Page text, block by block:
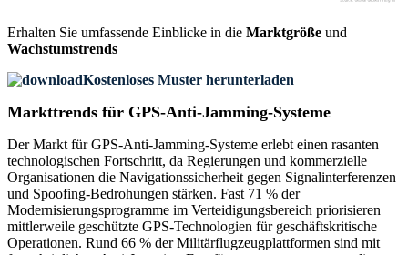
Erhalten Sie umfassende Einblicke in die Marktgröße und
Wachstumstrends
Kostenloses Muster herunterladen
Markttrends für GPS-Anti-Jamming-Systeme
Der Markt für GPS-Anti-Jamming-Systeme erlebt einen rasanten
technologischen Fortschritt, da Regierungen und kommerzielle
Organisationen die Navigationssicherheit gegen Signalinterferenzen
und Spoofing-Bedrohungen stärken. Fast 71 % der
Modernisierungsprogramme im Verteidigungsbereich priorisieren
mittlerweile geschützte GPS-Technologien für geschäftskritische
Operationen. Rund 66 % der Militärflugzeugplattformen sind mit